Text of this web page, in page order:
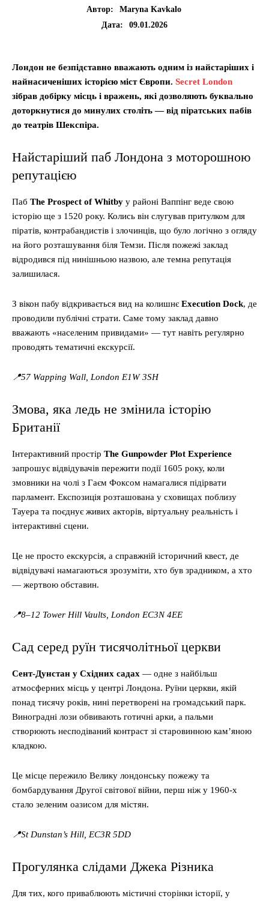
Автор:
Maryna Kavkalo
Дата:
09.01.2026
Лондон не безпідставно вважають одним із найстаріших і
найнасиченіших історією міст Європи. Secret London
зібрав добірку місць і вражень, які дозволяють буквально
доторкнутися до минулих століть — від піратських пабів
до театрів Шекспіра.
Найстаріший паб Лондона з моторошною
репутацією
Паб The Prospect of Whitby у районі Ваппінг веде свою
історію ще з 1520 року. Колись він слугував притулком для
піратів, контрабандистів і злочинців, що було логічно з огляду
на його розташування біля Темзи. Після пожежі заклад
відродився під нинішньою назвою, але темна репутація
залишилася.
З вікон пабу відкривається вид на колишнєExecution Dock, де
проводили публічні страти. Саме тому заклад давно
вважають «населеним привидами» — тут навіть регулярно
проводять тематичні екскурсії.
📍57 Wapping Wall, London E1W 3SH
Змова, яка ледь не змінила історію
Британії
Інтерактивний простір The Gunpowder Plot Experience
запрошує відвідувачів пережити події 1605 року, коли
змовники на чолі з Гаєм Фоксом намагалися підірвати
парламент. Експозиція розташована у сховищах поблизу
Тауера та поєднує живих акторів, віртуальну реальність і
інтерактивні сцени.
Це не просто екскурсія, а справжній історичний квест, де
відвідувачі намагаються зрозуміти, хто був зрадником, а хто
— жертвою обставин.
📍8–12 Tower Hill Vaults, London EC3N 4EE
Сад серед руїн тисячолітньої церкви
Сент-Дунстан у Східних садах — одне з найбільш
атмосферних місць у центрі Лондона. Руїни церкви, якій
понад тисячу років, нині перетворені на громадський парк.
Виноградні лози обвивають готичні арки, а пальми
створюють несподіваний контраст зі старовинною кам’яною
кладкою.
Це місце пережило Велику лондонську пожежу та
бомбардування Другої світової війни, перш ніж у 1960-х
стало зеленим оазисом для містян.
📍St Dunstan’s Hill, EC3R 5DD
Прогулянка слідами Джека Різника
Для тих, кого приваблюють містичні сторінки історії, у